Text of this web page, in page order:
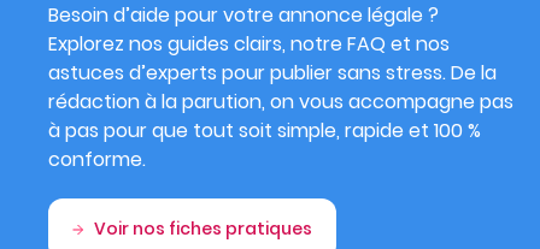
Besoin d’aide pour votre annonce légale ?
Explorez nos guides clairs, notre FAQ et nos
astuces d’experts pour publier sans stress. De la
rédaction à la parution, on vous accompagne pas
à pas pour que tout soit simple, rapide et 100 %
conforme.
Voir nos fiches pratiques